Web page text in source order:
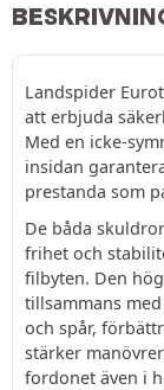
Landspider
att erbjuda
Med en icke-
insidan
prestanda som
De båda
frihet och
filbyten. Den
tillsammans
och spår,
stärker
fordonet även i